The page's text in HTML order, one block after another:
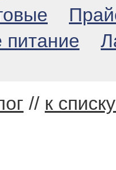
питание
// к